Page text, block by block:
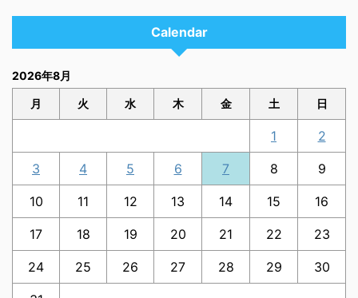
Calendar
2026年8月
月 火 水 木 金 土 日
1 2
3 4 5 6 7 8 9
10 11 12 13 14 15 16
17 18 19 20 21 22 23
24 25 26 27 28 29 30